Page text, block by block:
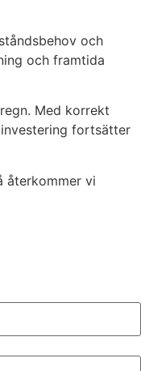
och
och framtida
Med korrekt
fortsätter
återkommer vi